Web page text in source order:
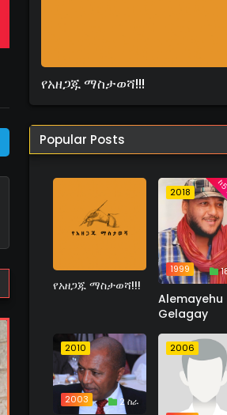
የአዘጋጁ ማስታወሻ!!!
Popular Posts
የአዘጋጁ ማስታወሻ!!!
2018
1999
Alemayehu
Gelagay
2010
2003 2 ስራ
2006